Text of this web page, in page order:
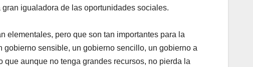
igualadora de las oportunidades sociales.
elementales, pero que son tan importantes para la
sensible, un gobierno sencillo, un gobierno a
aunque no tenga grandes recursos, no pierda la